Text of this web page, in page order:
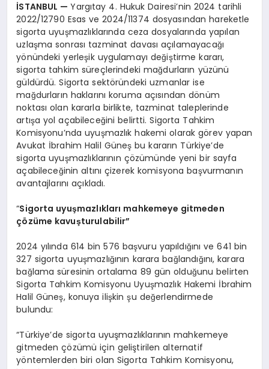
İSTANBUL —Yargıtay 4. Hukuk Dairesi’nin 2024 tarihli
2022/12790 Esas ve 2024/11374 dosyasından hareketle
sigorta uyuşmazlıklarında ceza dosyalarında yapılan
uzlaşma sonrası tazminat davası açılamayacağı
yönündeki yerleşik uygulamayı değiştirme kararı,
sigorta tahkim süreçlerindeki mağdurların yüzünü
güldürdü. Sigorta sektöründeki uzmanlar ise
mağdurların haklarını koruma açısından dönüm
noktası olan kararla birlikte, tazminat taleplerinde
artışa yol açabileceğini belirtti. Sigorta Tahkim
Komisyonu’nda uyuşmazlık hakemi olarak görev yapan
Avukat İbrahim Halil Güneş bu kararın Türkiye’de
sigorta uyuşmazlıklarının çözümünde yeni bir sayfa
açabileceğinin altını çizerek komisyona başvurmanın
avantajlarını açıkladı.
“Sigorta uyuşmazlıkları mahkemeye gitmeden
çözüme kavuşturulabilir”
2024 yılında 614 bin 576 başvuru yapıldığını ve 641 bin
327 sigorta uyuşmazlığının karara bağlandığını, karara
bağlama süresinin ortalama 89 gün olduğunu belirten
Sigorta Tahkim Komisyonu Uyuşmazlık Hakemi İbrahim
Halil Güneş, konuya ilişkin şu değerlendirmede
bulundu:
“Türkiye’de sigorta uyuşmazlıklarının mahkemeye
gitmeden çözümü için geliştirilen alternatif
yöntemlerden biri olan Sigorta Tahkim Komisyonu,